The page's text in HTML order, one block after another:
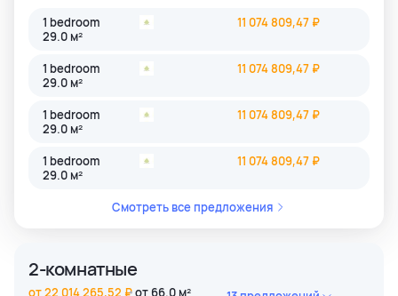
1 bedroom
29.0 м²
11 074 809,47 ₽
1 bedroom
29.0 м²
11 074 809,47 ₽
1 bedroom
29.0 м²
11 074 809,47 ₽
1 bedroom
29.0 м²
11 074 809,47 ₽
Смотреть все предложения
2-комнатные
от 66.0 м²
от 22 014 265,52 ₽